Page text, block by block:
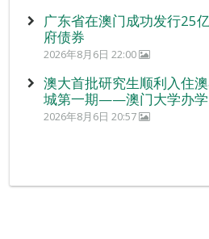
广东省在澳门成功发行25
府债券
2026年8月6日 22:00
澳大首批研究生顺利入住
城第一期——澳门大学办学
2026年8月6日 20:57